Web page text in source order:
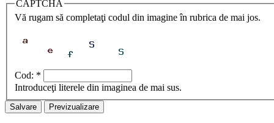
CAPTCHA
Vă rugam să completaţi codul din imagine în rubrica de mai jos.
Cod: *
Introduceţi literele din imaginea de mai sus.